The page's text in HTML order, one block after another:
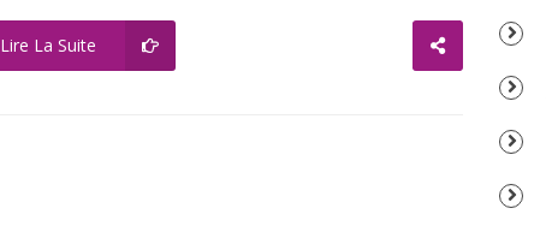
Lire La Suite